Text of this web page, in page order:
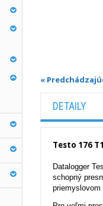
«
DETAILY
Testo 176
Datalogger
schopný